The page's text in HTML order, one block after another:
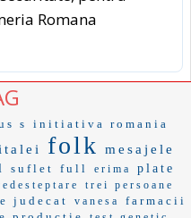
Romana
s initiativa romania
folk mesajele
suflet full erima plate
trei persoane
judecat vanesa
farmacii